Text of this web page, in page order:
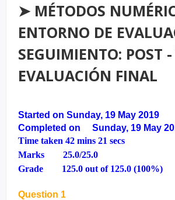
➤ MÉTODOS
ENTORNO DE
SEGUIMIENTO: POST
EVALUACIÓN FINAL
Started on Sunday, 19 May 2019
Completed on
Sunday, 19 May
Time taken 42 mins 21 secs
Marks
25.0/25.0
Grade
125.0 out of 125.0 (100%)
Question 1